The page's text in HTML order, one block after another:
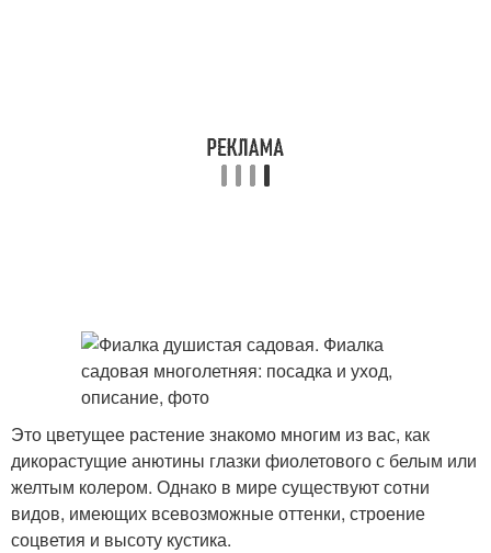
Это цветущее растение знакомо многим из вас, как
дикорастущие анютины глазки фиолетового с белым или
желтым колером. Однако в мире существуют сотни
видов, имеющих всевозможные оттенки, строение
соцветия и высоту кустика.